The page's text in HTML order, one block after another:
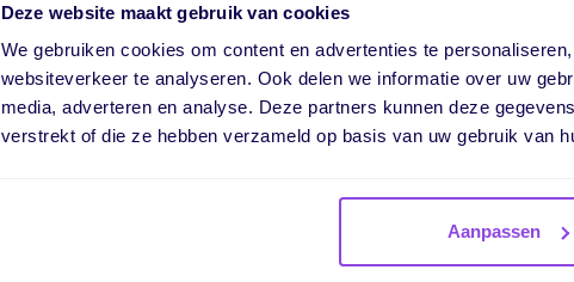
Deze website maakt gebruik van cookies
We gebruiken cookies om content en advertenties te
websiteverkeer te analyseren. Ook delen we informatie over uw
media, adverteren en analyse. Deze partners kunnen deze
verstrekt of die ze hebben verzameld op basis van uw gebruik van
Aanpassen